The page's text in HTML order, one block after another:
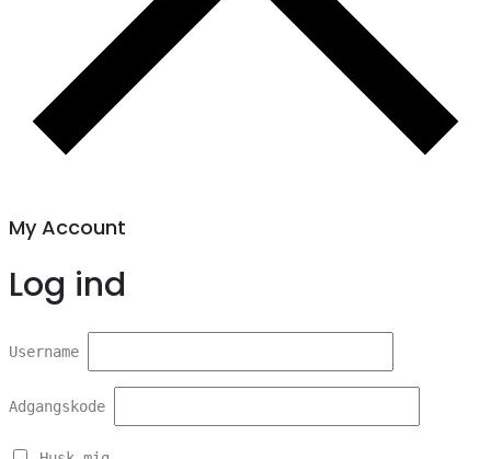
My Account
Log ind
Username
Adgangskode